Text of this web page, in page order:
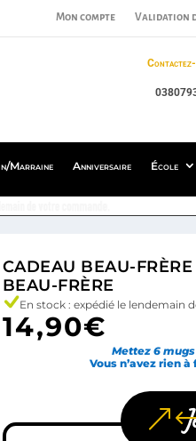
Mon compte Validation
Marraine Anniversaire École
CADEAU BEAU-
BEAU-FRÈRE
En stock : expédié le lendemain
14,90€
Mettez 6
Vous n’avez rien